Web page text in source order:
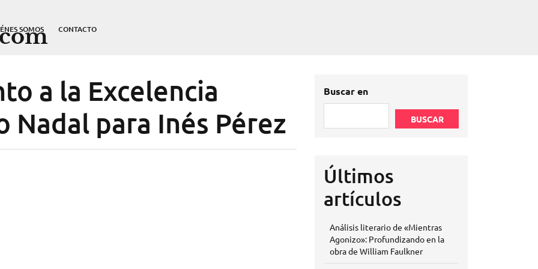
SOMOS CONTACTO
a la Excelencia
Nadal para Inés Pérez
Buscar en
BUSCAR
Últimos
artículos
Análisis literario de «Mientras
Agonizo»: Profundizando en la
obra de William Faulkner